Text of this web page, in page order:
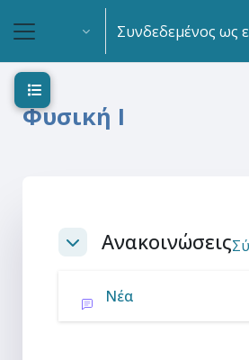
Μετάβαση στο κεντρικό περιεχόμενο
Πλευρικός πίνακας
Συνδεδεμένος ως
Φυσική Ι
Άνοιγμα ευρετηρίου μαθήματος
Section outline
ΣύμπτυξηΑνακοινώσεις
Νέα